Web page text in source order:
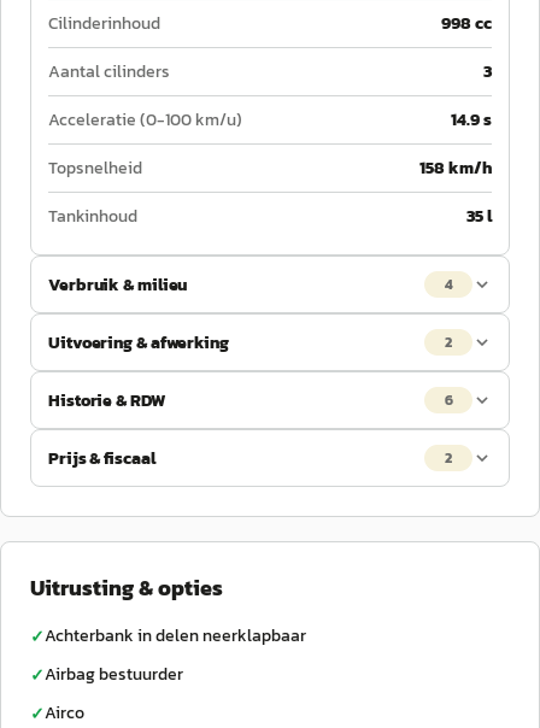
Cilinderinhoud
998 cc
Aantal cilinders
3
Acceleratie (0-100 km/u)
14.9 s
Topsnelheid
158 km/h
Tankinhoud
35 l
Verbruik & milieu 4
Uitvoering & afwerking 2
Historie & RDW 6
Prijs & fiscaal 2
Uitrusting & opties
✓Achterbank in delen neerklapbaar
✓Airbag bestuurder
✓Airco